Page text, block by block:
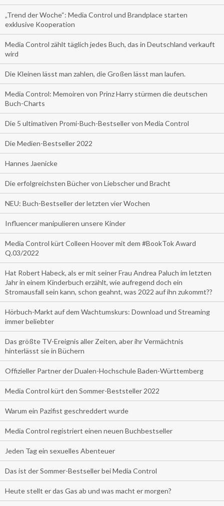
„Trend der Woche“: Media Control und Brandplace starten
exklusive Kooperation
Media Control zählt täglich jedes Buch, das in Deutschland verkauft
wird
Die Kleinen lässt man zahlen, die Großen lässt man laufen.
Media Control: Memoiren von Prinz Harry stürmen die deutschen
Buch-Charts
Die 5 ultimativen Promi-Buch-Bestseller von Media Control
Die Medien-Bestseller 2022
Hannes Jaenicke
Die erfolgreichsten Bücher von Liebscher und Bracht
NEU: Buch-Bestseller der letzten vier Wochen
Influencer manipulieren unsere Kinder
Media Control kürt Colleen Hoover mit dem #BookTok Award
Q.03/2022
Hat Robert Habeck, als er mit seiner Frau Andrea Paluch im letzten
Jahr in einem Kinderbuch erzählt, wie aufregend doch ein
Stromausfall sein kann, schon geahnt, was 2022 auf ihn zukommt??
Hörbuch-Markt auf dem Wachtumskurs: Download und Streaming
immer beliebter
Das größte TV-Ereignis aller Zeiten, aber ihr Vermächtnis
hinterlässt sie in Büchern
Offizieller Partner der Dualen-Hochschule Baden-Württemberg
Media Control kürt den Sommer-Beststeller 2022
Warum ein Pazifist geschreddert wurde
Media Control registriert einen neuen Buchbestseller
Jeden Tag ein sexuelles Abenteuer
Das ist der Sommer-Bestseller bei Media Control
Heute stellt er das Gas ab und was macht er morgen?